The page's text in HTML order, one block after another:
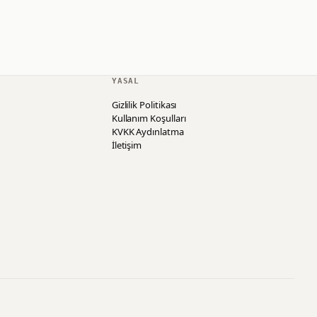
YASAL
Gizlilik Politikası
Kullanım Koşulları
KVKK Aydınlatma
İletişim